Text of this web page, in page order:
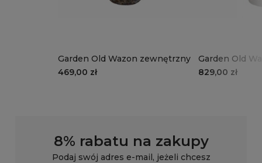
Garden Old Wazon zewnętrzny
469,00 zł
Garden Old
829,00 zł
8% rabatu na zakupy
Podaj swój adres e-mail, jeżeli chcesz